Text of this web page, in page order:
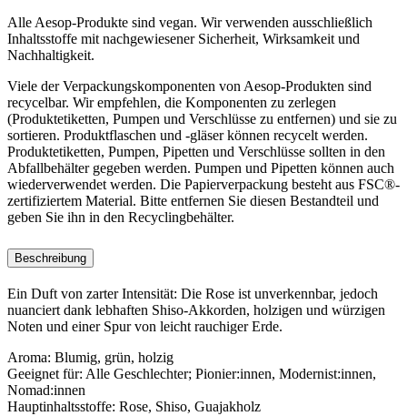
Alle Aesop-Produkte sind vegan. Wir verwenden ausschließlich
Inhaltsstoffe mit nachgewiesener Sicherheit, Wirksamkeit und
Nachhaltigkeit.
Viele der Verpackungskomponenten von Aesop-Produkten sind
recycelbar. Wir empfehlen, die Komponenten zu zerlegen
(Produktetiketten, Pumpen und Verschlüsse zu entfernen) und sie zu
sortieren. Produktflaschen und -gläser können recycelt werden.
Produktetiketten, Pumpen, Pipetten und Verschlüsse sollten in den
Abfallbehälter gegeben werden. Pumpen und Pipetten können auch
wiederverwendet werden. Die Papierverpackung besteht aus FSC®-
zertifiziertem Material. Bitte entfernen Sie diesen Bestandteil und
geben Sie ihn in den Recyclingbehälter.
Beschreibung
Ein Duft von zarter Intensität: Die Rose ist unverkennbar, jedoch
nuanciert dank lebhaften Shiso-Akkorden, holzigen und würzigen
Noten und einer Spur von leicht rauchiger Erde.
Aroma: Blumig, grün, holzig
Geeignet für: Alle Geschlechter; Pionier:innen, Modernist:innen,
Nomad:innen
Hauptinhaltsstoffe: Rose, Shiso, Guajakholz